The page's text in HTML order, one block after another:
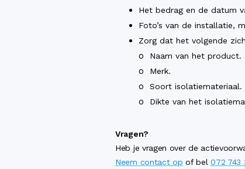
Het bedrag en de datum
Foto’s van de installatie,
Zorg dat het volgende
o Naam van het product.
o Merk.
o Soort isolatiemateriaal.
o Dikte van het
Vragen?
Heb je vragen over de
Neem contact op of bel072 743